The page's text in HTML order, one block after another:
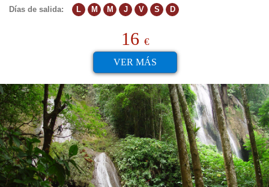
Días de salida: L M M J V S D
16 €
VER MÁS